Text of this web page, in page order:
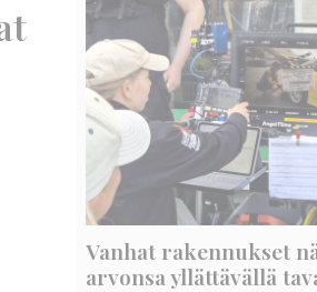
Vanhat rakennukset
arvonsa yllättävällä